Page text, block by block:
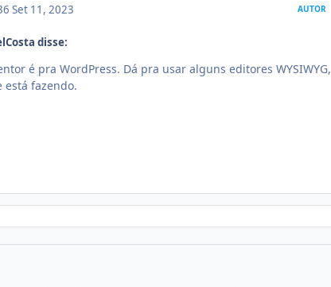
Set 11, 2023 AUTOR
disse:
é pra WordPress. Dá pra usar alguns editores WYSIWYG,
está fazendo.